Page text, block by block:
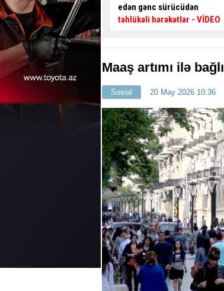
sürücüdən
- VİDEO
kimi özünü blokladı– Maraqlı
HADİSƏ
Maaş artımı ilə bağlı
Sosial 20 May 2026 10:36